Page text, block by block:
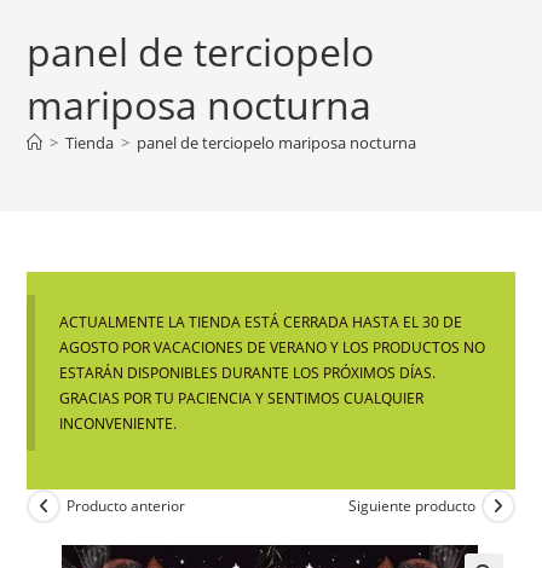
panel de terciopelo
mariposa nocturna
> Tienda > panel de terciopelo mariposa nocturna
ACTUALMENTE LA TIENDA ESTÁ CERRADA HASTA EL 30 DE
AGOSTO POR VACACIONES DE VERANO Y LOS PRODUCTOS NO
ESTARÁN DISPONIBLES DURANTE LOS PRÓXIMOS DÍAS.
GRACIAS POR TU PACIENCIA Y SENTIMOS CUALQUIER
INCONVENIENTE.
Producto anterior Siguiente producto